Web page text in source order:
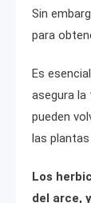
Sin
para
Es
asegura la
pueden
las
Los
del arce,